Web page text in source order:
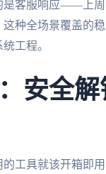
是客服响应——上
种全场景覆盖的
工程。
安全
工具就该开箱即